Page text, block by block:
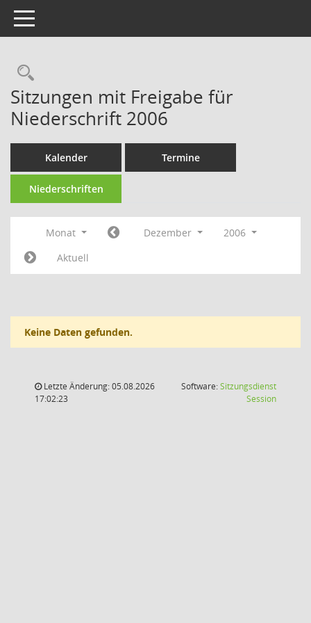
Toggle navigation
Rechercheauswahl
Sitzungen mit Freigabe für
Niederschrift 2006
Kalender Termine
Niederschriften
Monat Dezember
2006
Aktuell
Keine Daten gefunden.
Letzte Änderung: 05.08.2026
17:02:23
Software:Sitzungsdienst
Session(Wird in